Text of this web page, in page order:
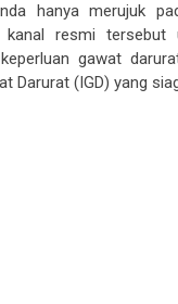
hanya merujuk
kanal resmi tersebut
gawat
Darurat (IGD) yang